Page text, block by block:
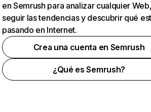
en Semrush para analizar cualquier
seguir las tendencias y descubrir qué
pasando en Internet.
Crea una cuenta en Semrush
¿Qué es Semrush?